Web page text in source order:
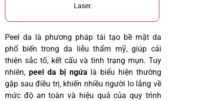
Laser.
Peel da là phương pháp tái tạo bề mặt da
phổ biến trong da liễu thẩm mỹ, giúp cải
thiện sắc tố, kết cấu và tình trạng mụn. Tuy
nhiên, peel da bị ngứa là biểu hiện thường
gặp sau điều trị, khiến nhiều người lo lắng về
mức độ an toàn và hiệu quả của quy trình